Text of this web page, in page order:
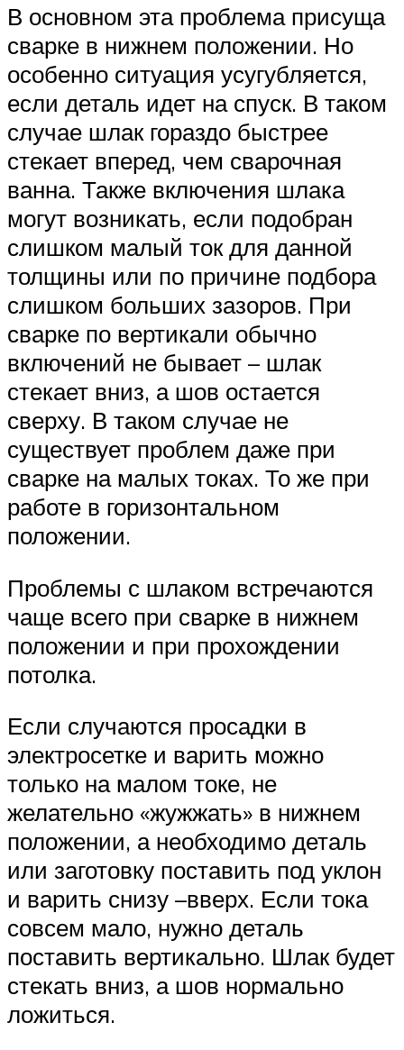
В основном эта проблема присуща
сварке в нижнем положении. Но
особенно ситуация усугубляется,
если деталь идет на спуск. В таком
случае шлак гораздо быстрее
стекает вперед, чем сварочная
ванна. Также включения шлака
могут возникать, если подобран
слишком малый ток для данной
толщины или по причине подбора
слишком больших зазоров. При
сварке по вертикали обычно
включений не бывает – шлак
стекает вниз, а шов остается
сверху. В таком случае не
существует проблем даже при
сварке на малых токах. То же при
работе в горизонтальном
положении.
Проблемы с шлаком встречаются
чаще всего при сварке в нижнем
положении и при прохождении
потолка.
Если случаются просадки в
электросетке и варить можно
только на малом токе, не
желательно «жужжать» в нижнем
положении, а необходимо деталь
или заготовку поставить под уклон
и варить снизу –вверх. Если тока
совсем мало, нужно деталь
поставить вертикально. Шлак будет
стекать вниз, а шов нормально
ложиться.